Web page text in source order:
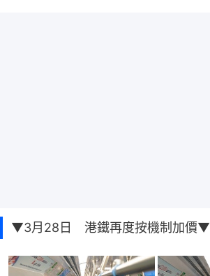
▼3月28日 港鐵再度按機制加價▼